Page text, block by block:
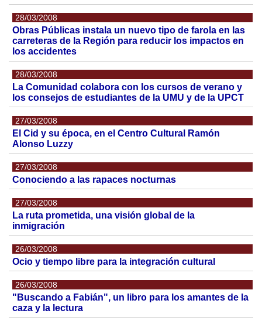
28/03/2008
Obras Públicas instala un nuevo tipo de farola en las
carreteras de la Región para reducir los impactos en
los accidentes
28/03/2008
La Comunidad colabora con los cursos de verano y
los consejos de estudiantes de la UMU y de la UPCT
27/03/2008
El Cid y su época, en el Centro Cultural Ramón
Alonso Luzzy
27/03/2008
Conociendo a las rapaces nocturnas
27/03/2008
La ruta prometida, una visión global de la
inmigración
26/03/2008
Ocio y tiempo libre para la integración cultural
26/03/2008
"Buscando a Fabián", un libro para los amantes de la
caza y la lectura